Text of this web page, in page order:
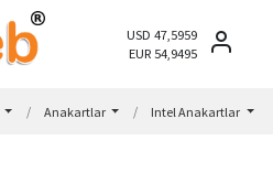
USD 47,5959
EUR 54,9495
Anakartlar Intel Anakartlar